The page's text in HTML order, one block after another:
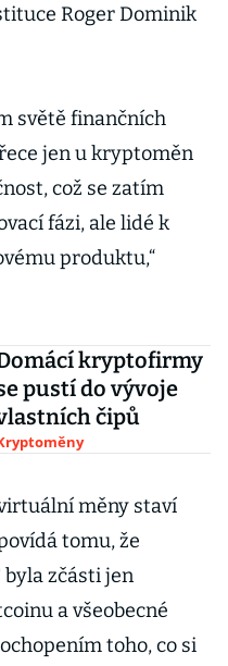
Roger Dominik
světě finančních
jen u kryptoměn
což se zatím
fázi, ale lidé k
produktu,“
kryptofirmy
pustí do vývoje
čipů
měny staví
tomu, že
byla zčásti jen
a všeobecné
toho, co si